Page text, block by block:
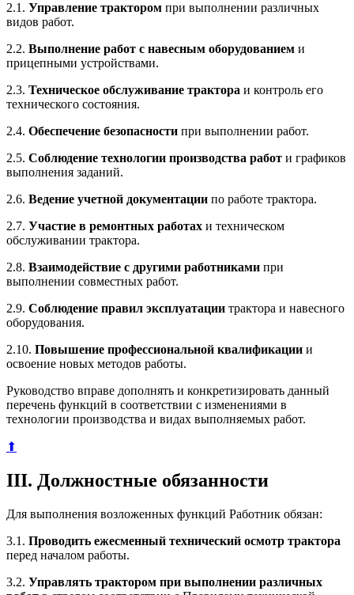
2.1. Управление трактором при выполнении различных
видов работ.
2.2. Выполнение работ с навесным оборудованием и
прицепными устройствами.
2.3. Техническое обслуживание трактора и контроль его
технического состояния.
2.4. Обеспечение безопасности при выполнении работ.
2.5. Соблюдение технологии производства работ и графиков
выполнения заданий.
2.6. Ведение учетной документации по работе трактора.
2.7. Участие в ремонтных работах и техническом
обслуживании трактора.
2.8. Взаимодействие с другими работниками при
выполнении совместных работ.
2.9. Соблюдение правил эксплуатации трактора и навесного
оборудования.
2.10. Повышение профессиональной квалификации и
освоение новых методов работы.
Руководство вправе дополнять и конкретизировать данный
перечень функций в соответствии с изменениями в
технологии производства и видах выполняемых работ.
⬆
III. Должностные обязанности
Для выполнения возложенных функций Работник обязан:
3.1. Проводить ежесменный технический осмотр трактора
перед началом работы.
3.2. Управлять трактором при выполнении различных